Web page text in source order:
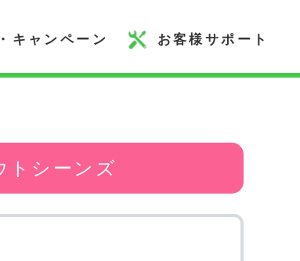
キャンペーン お客様サポート
トシーンズ